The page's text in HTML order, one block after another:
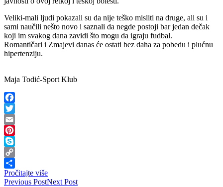
Veliki-mali ljudi pokazali su da nije teško misliti na druge, ali su i
sami naučili nešto novo i saznali da negde postoji bar jedan dečak
koji im svakog dana zavidi što mogu da igraju fudbal.
Romantičari i Zmajevi danas će ostati bez daha za pobedu i plućnu
hipertenziju.
Maja Todić-Sport Klub
Facebook
Twitter
Email
Pinterest
Skype
Copy
Link
Share
Pročitajte više
Previous PostNext Post